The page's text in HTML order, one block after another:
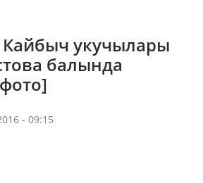
Кайбыч укучылары
балында
- 09:15